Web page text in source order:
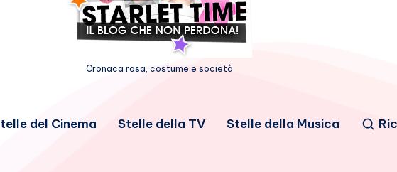
Cronaca rosa, costume e società
del Cinema Stelle della TV Stelle della Musica